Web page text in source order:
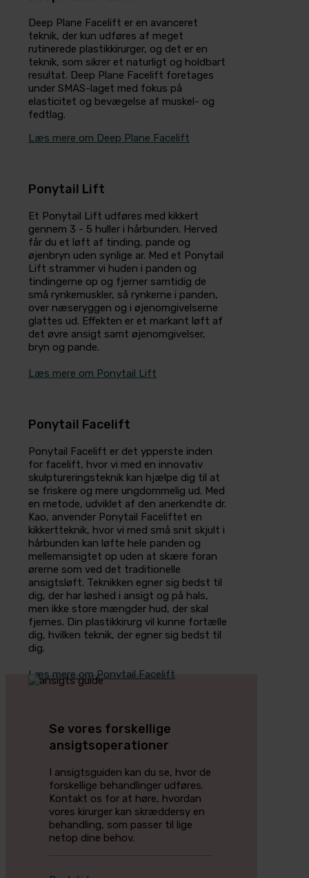
Deep Plane Facelift er en avanceret
teknik, der kun udføres af meget
rutinerede plastikkirurger, og det er en
teknik, som sikrer et naturligt og holdbart
resultat. Deep Plane Facelift foretages
under SMAS-laget med fokus på
elasticitet og bevægelse af muskel- og
fedtlag.
Læs mere om Deep Plane Facelift
Ponytail Lift
Et Ponytail Lift udføres med kikkert
gennem 3 - 5 huller i hårbunden. Herved
får du et løft af tinding, pande og
øjenbryn uden synlige ar. Med et Ponytail
Lift strammer vi huden i panden og
tindingerne op og fjerner samtidig de
små rynkemuskler, så rynkerne i panden,
over næse­ryggen og i øjenomgivelserne
glattes ud. Effekten er et markant løft af
det øvre ansigt samt øjenomgivelser,
bryn og pande.
Læs mere om Ponytail Lift
Ponytail Facelift
Ponytail Facelift er det ypperste inden
for facelift, hvor vi med en innovativ
skulptureringsteknik kan hjælpe dig til at
se friskere og mere ungdommelig ud. Med
en metode, udviklet af den anerkendte dr.
Kao, anvender Ponytail Faceliftet en
kikkertteknik, hvor vi med små snit skjult i
hårbunden kan løfte hele panden og
mellemansigtet op uden at skære foran
ørerne som ved det traditionelle
ansigtsløft. Teknikken egner sig bedst til
dig, der har løshed i ansigt og på hals,
men ikke store mængder hud, der skal
fjernes. Din plastikkirurg vil kunne fortælle
dig, hvilken teknik, der egner sig bedst til
dig.
Læs mere om Ponytail Facelift
Se vores forskellige
ansigtsoperationer
I ansigtsguiden kan du se, hvor de
forskellige behandlinger udføres.
Kontakt os for at høre, hvordan
vores kirurger kan skræddersy en
behandling, som passer til lige
netop dine behov.